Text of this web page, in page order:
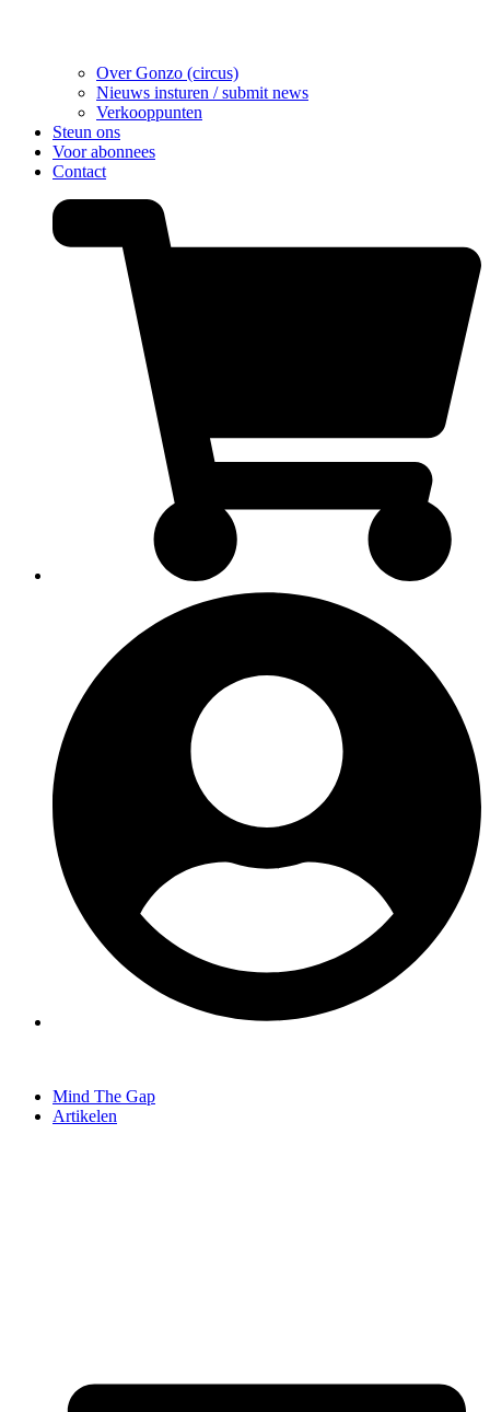
Over Gonzo (circus)
Nieuws insturen / submit news
Verkooppunten
Steun ons
Voor abonnees
Contact
Mind The Gap
Artikelen